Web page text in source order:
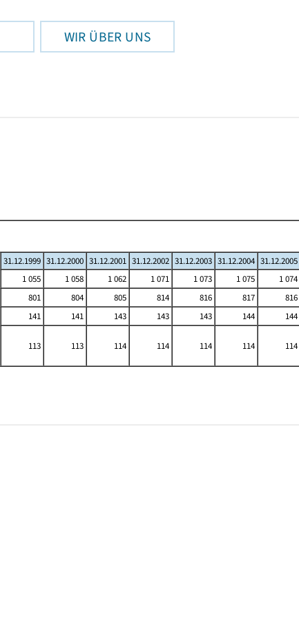
WIR ÜBER UNS
31.12.1999 31.12.2000 31.12.2001 31.12.2002 31.12.2003 31.12.2004 31.12.2005
1 055 1 058 1 062 1 071 1 073 1 075
1 074
801 804 805 814 816 817
816
141 141 143 143 143 144
144
113 113 114 114 114 114 114